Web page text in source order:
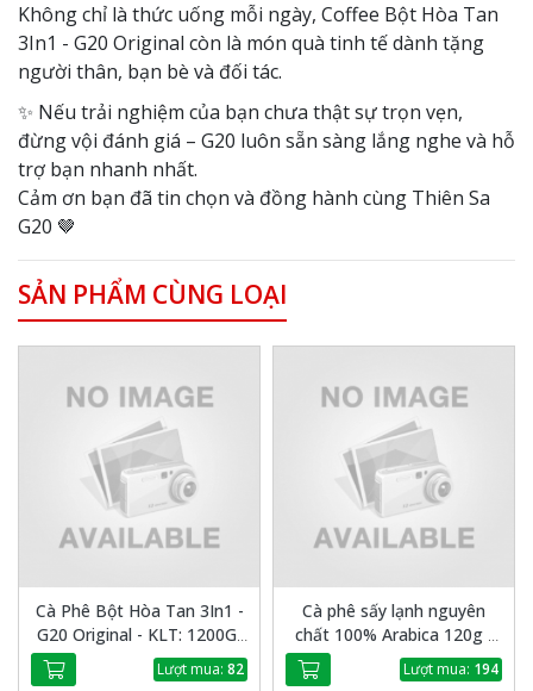
Không chỉ là thức uống mỗi ngày, Coffee Bột Hòa Tan
3In1 - G20 Original còn là món quà tinh tế dành tặng
người thân, bạn bè và đối tác.
✨ Nếu trải nghiệm của bạn chưa thật sự trọn vẹn,
đừng vội đánh giá – G20 luôn sẵn sàng lắng nghe và hỗ
trợ bạn nhanh nhất.
Cảm ơn bạn đã tin chọn và đồng hành cùng Thiên Sa
G20 🤎
SẢN PHẨM CÙNG LOẠI
Cà Phê Bột Hòa Tan 3In1 -
G20 Original - KLT: 1200G/
Túi/60 GóiLượt mua: 82
Cà phê sấy lạnh nguyên
chất 100% Arabica 120g -
Thiên Sa G20
Lượt mua: 194